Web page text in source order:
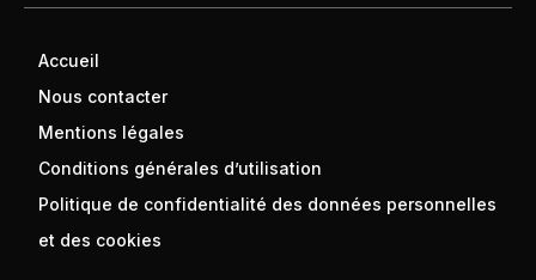
Accueil
Nous contacter
Mentions légales
Conditions générales d’utilisation
Politique de confidentialité des données personnelles
et des cookies